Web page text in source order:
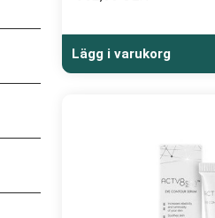
Lägg i varukorg